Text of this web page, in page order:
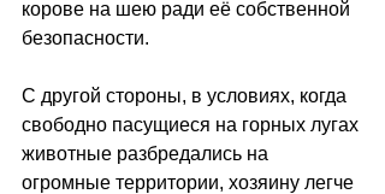
корове на шею ради её собственной
безопасности.
С другой стороны, в условиях, когда
свободно пасущиеся на горных лугах
животные разбредались на
огромные территории, хозяину легче